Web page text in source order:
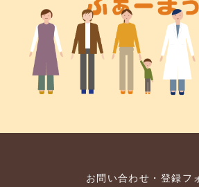
お問い合わせ・登録フ